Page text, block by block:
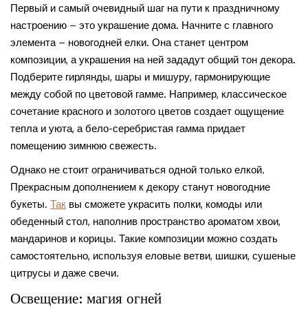
Первый и самый очевидный шаг на пути к праздничному
настроению – это украшение дома. Начните с главного
элемента – новогодней елки. Она станет центром
композиции, а украшения на ней зададут общий тон декора.
Подберите гирлянды, шары и мишуру, гармонирующие
между собой по цветовой гамме. Например, классическое
сочетание красного и золотого цветов создает ощущение
тепла и уюта, а бело-серебристая гамма придает
помещению зимнюю свежесть.
Однако не стоит ограничиваться одной только елкой.
Прекрасным дополнением к декору станут новогодние
букеты. Так вы сможете украсить полки, комоды или
обеденный стол, наполнив пространство ароматом хвои,
мандаринов и корицы. Такие композиции можно создать
самостоятельно, используя еловые ветви, шишки, сушеные
цитрусы и даже свечи.
Освещение: магия огней